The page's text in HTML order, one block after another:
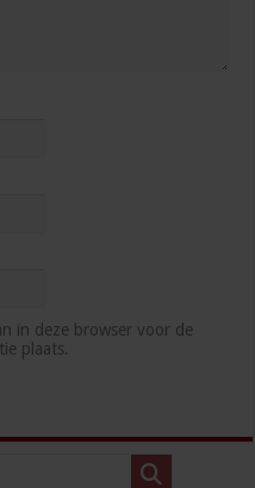
in deze browser voor de
plaats.